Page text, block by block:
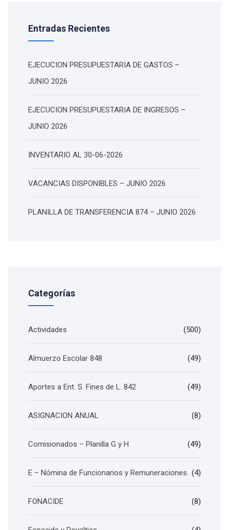
Entradas Recientes
EJECUCION PRESUPUESTARIA DE GASTOS –
JUNIO 2026
EJECUCION PRESUPUESTARIA DE INGRESOS –
JUNIO 2026
INVENTARIO AL 30-06-2026
VACANCIAS DISPONIBLES – JUNIO 2026
PLANILLA DE TRANSFERENCIA 874 – JUNIO 2026
Categorías
Actividades (500)
Almuerzo Escolar 848 (49)
Aportes a Ent. S. Fines de L. 842 (49)
ASIGNACION ANUAL (8)
Comisionados – Planilla G y H (49)
E – Nómina de Funcionarios y Remuneraciones. (4)
FONACIDE (8)